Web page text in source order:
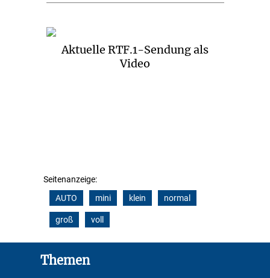
Aktuelle RTF.1-Sendung als
Video
Seitenanzeige:
AUTO
mini klein normal
groß voll
Themen